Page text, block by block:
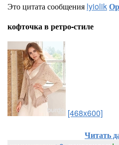
Это цитата сообщения lyiolik
кофточка в ретро-стиле
[468x600]
Читать